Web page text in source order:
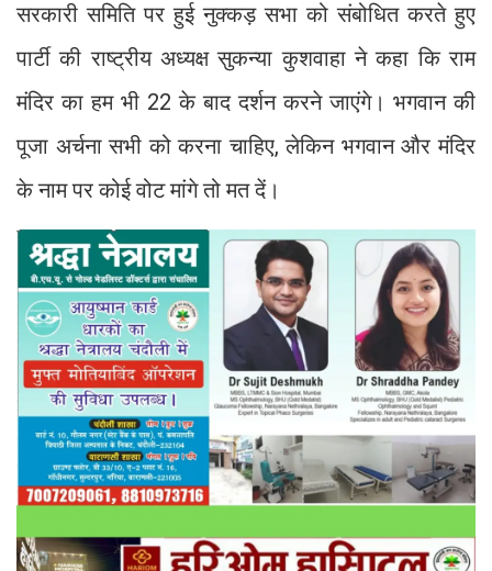
सरकारी समिति पर हुई नुक्कड़ सभा को संबोधित करते हुए
पार्टी की राष्ट्रीय अध्यक्ष सुकन्या कुशवाहा ने कहा कि राम
मंदिर का हम भी 22 के बाद दर्शन करने जाएंगे। भगवान की
पूजा अर्चना सभी को करना चाहिए, लेकिन भगवान और मंदिर
के नाम पर कोई वोट मांगे तो मत दें।